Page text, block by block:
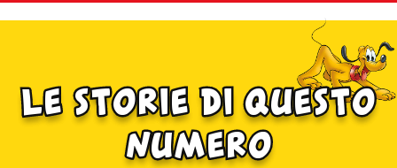
le storie di questo
numero